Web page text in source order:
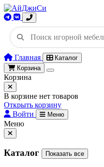
Главная
Каталог
Корзина
Корзина
В корзине нет товаров
Открыть корзину
Войти
Меню
Меню
Каталог Показать все